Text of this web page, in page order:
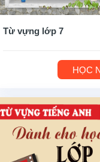
Từ vựng lớp 7
HỌC